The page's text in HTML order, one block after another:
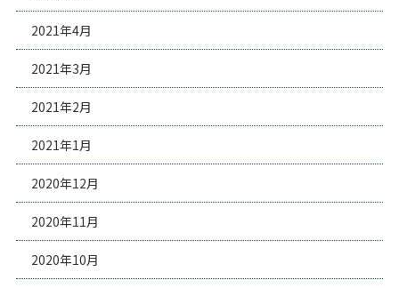
2021年4月
2021年3月
2021年2月
2021年1月
2020年12月
2020年11月
2020年10月